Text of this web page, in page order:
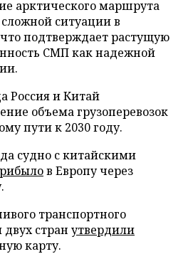
арктического маршрута
ситуации в
подтверждает растущую
СМП как надежной
Россия и Китай
объема грузоперевозок
пути к 2030 году.
судно с китайскими
в Европу через
транспортного
стран утвердили
карту.